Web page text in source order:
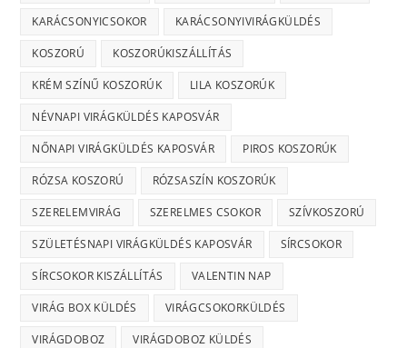
KARÁCSONYICSOKOR KARÁCSONYIVIRÁGKÜLDÉS
KOSZORÚ KOSZORÚKISZÁLLÍTÁS
KRÉM SZÍNŰ KOSZORÚK LILA KOSZORÚK
NÉVNAPI VIRÁGKÜLDÉS KAPOSVÁR
NŐNAPI VIRÁGKÜLDÉS KAPOSVÁR PIROS KOSZORÚK
RÓZSA KOSZORÚ RÓZSASZÍN KOSZORÚK
SZERELEMVIRÁG SZERELMES CSOKOR SZÍVKOSZORÚ
SZÜLETÉSNAPI VIRÁGKÜLDÉS KAPOSVÁR SÍRCSOKOR
SÍRCSOKOR KISZÁLLÍTÁS VALENTIN NAP
VIRÁG BOX KÜLDÉS VIRÁGCSOKORKÜLDÉS
VIRÁGDOBOZ VIRÁGDOBOZ KÜLDÉS